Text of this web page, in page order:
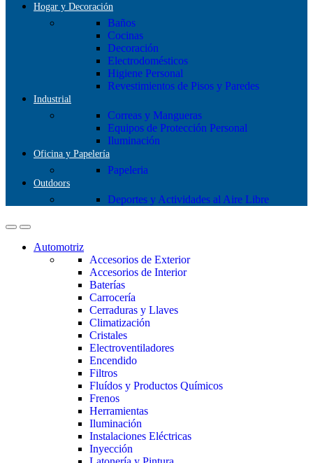
Hogar y Decoración
Baños
Cocinas
Decoración
Electrodomésticos
Higiene Personal
Revestimientos de Pisos y Paredes
Industrial
Correas y Mangueras
Equipos de Protección Personal
Iluminación
Oficina y Papelería
Papeleria
Outdoors
Deportes y Actividades al Aire Libre
Automotriz
Accesorios de Exterior
Accesorios de Interior
Baterías
Carrocería
Cerraduras y Llaves
Climatización
Cristales
Electroventiladores
Encendido
Filtros
Fluídos y Productos Químicos
Frenos
Herramientas
Iluminación
Instalaciones Eléctricas
Inyección